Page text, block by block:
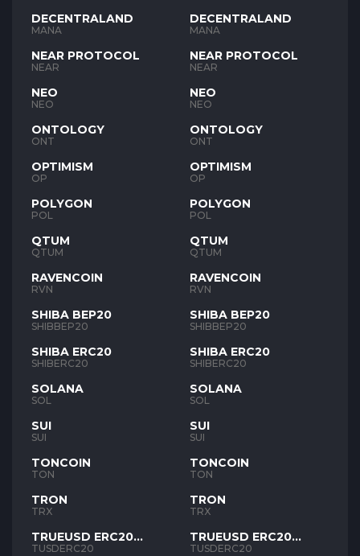
DECENTRALAND
MANA
NEAR PROTOCOL
NEAR
NEO
NEO
ONTOLOGY
ONT
OPTIMISM
OP
POLYGON
POL
QTUM
QTUM
RAVENCOIN
RVN
SHIBA BEP20
SHIBBEP20
SHIBA ERC20
SHIBERC20
SOLANA
SOL
SUI
SUI
TONCOIN
TON
TRON
TRX
TRUEUSD ERC20
TUSD
TUSDERC20
DECENTRALAND
MANA
NEAR PROTOCOL
NEAR
NEO
NEO
ONTOLOGY
ONT
OPTIMISM
OP
POLYGON
POL
QTUM
QTUM
RAVENCOIN
RVN
SHIBA BEP20
SHIBBEP20
SHIBA ERC20
SHIBERC20
SOLANA
SOL
SUI
SUI
TONCOIN
TON
TRON
TRX
TRUEUSD ERC20
TUSD
TUSDERC20